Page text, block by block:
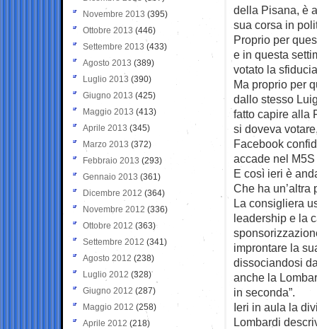
della Pisana, è
sua corsa in
Proprio per
e in questa
votato la
Ma proprio per
dallo stesso
fatto capire alla
si doveva
Facebook
accade nel
E così ieri è
Che ha un’altra
La consigliera
leadership e la
improntare la
dissociandosi
anche la
in seconda”.
Ieri in aula la
Lombardi
Novembre 2013 (395)
Ottobre 2013 (446)
Settembre 2013 (433)
Agosto 2013 (389)
Luglio 2013 (390)
Giugno 2013 (425)
Maggio 2013 (413)
Aprile 2013 (345)
Marzo 2013 (372)
Febbraio 2013 (293)
Gennaio 2013 (361)
Dicembre 2012 (364)
Novembre 2012 (336)
Ottobre 2012 (363)
Settembre 2012 (341)
Agosto 2012 (238)
Luglio 2012 (328)
Giugno 2012 (287)
Maggio 2012 (258)
Aprile 2012 (218)